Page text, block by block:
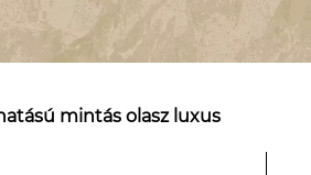
mintás olasz luxus